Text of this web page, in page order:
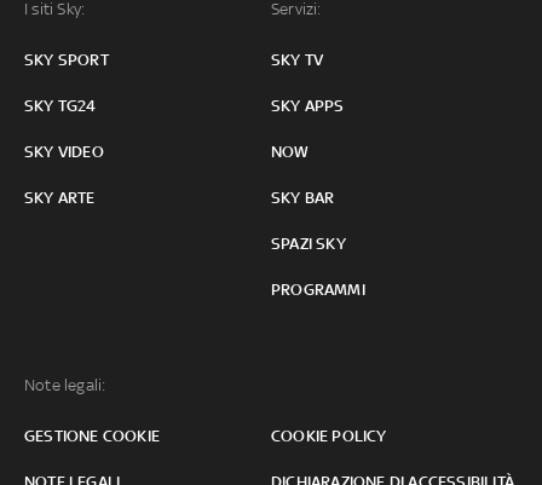
I siti Sky:
SKY SPORT
SKY TG24
SKY VIDEO
SKY ARTE
Servizi:
SKY TV
SKY APPS
NOW
SKY BAR
SPAZI SKY
PROGRAMMI
Note legali:
GESTIONE COOKIE COOKIE POLICY